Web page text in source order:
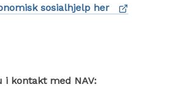
sosialhjelp her
kontakt med NAV: